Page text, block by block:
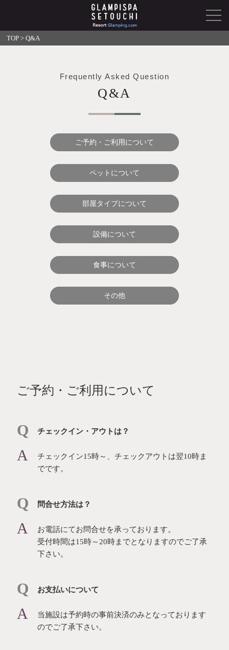
TOP >Q&A
Frequently Asked Question
Q&A
ご予約・ご利用について
ペットについて
部屋タイプについて
設備について
食事について
その他
ご予約・ご利用について
チェックイン・アウトは？
チェックイン15時～、チェックアウトは翌10時ま
でです。
問合せ方法は？
お電話にてお問合せを承っております。
受付時間は15時～20時までとなりますのでご了承
下さい。
お支払いについて
当施設は予約時の事前決済のみとなっております
のでご了承下さい。